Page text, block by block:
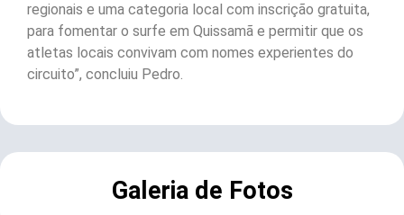
regionais e uma categoria local com inscrição gratuita,
para fomentar o surfe em Quissamã e permitir que os
atletas locais convivam com nomes experientes do
circuito”, concluiu Pedro.
Galeria de Fotos